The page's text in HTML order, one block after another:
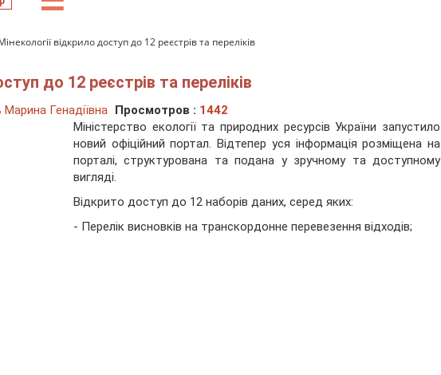
відкрило доступ до 12 реєстрів та переліків
до 12 реєстрів та переліків
Марина Генадіївна Просмотров : 1442
Міністерство екології та природних ресурсів України запустило
новий офіційний портал. Відтепер уся інформація розміщена на
порталі, структурована та подана у зручному та доступному
вигляді.
Відкрито доступ до 12 наборів даних, серед яких:
- Перелік висновків на транскордонне перевезення відходів;